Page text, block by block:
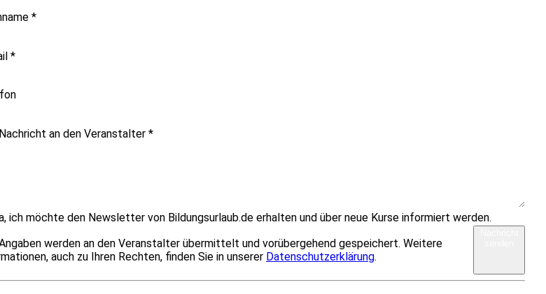
*
*
an den Veranstalter*
ich möchte den Newsletter von Bildungsurlaub.de erhalten und über neue Kurse informiert werden.
werden an den Veranstalter übermittelt und vorübergehend gespeichert. Weitere
auch zu Ihren Rechten, finden Sie in unserer Datenschutzerklärung.